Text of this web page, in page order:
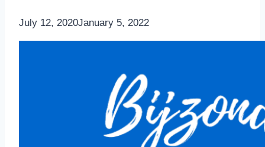
By Nicole
July 12, 2020January 5, 2022